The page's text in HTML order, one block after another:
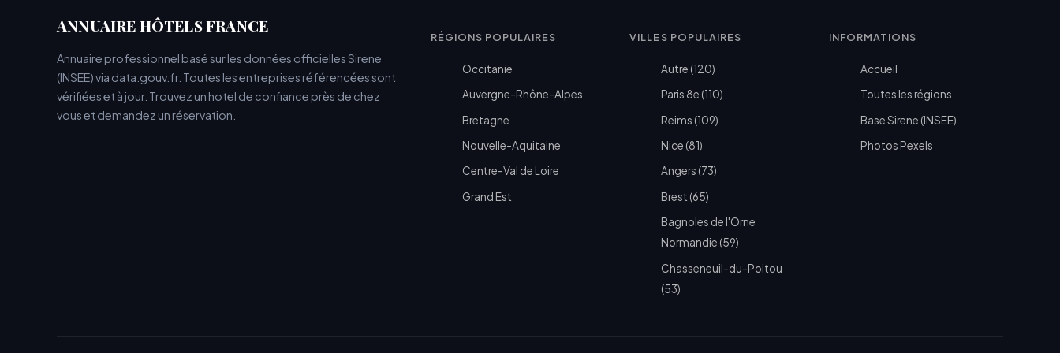
ANNUAIRE HÔTELS FRANCE
Annuaire professionnel basé sur les données officielles Sirene
(INSEE) via data.gouv.fr. Toutes les entreprises référencées sont
vérifiées et à jour. Trouvez un hotel de confiance près de chez
vous et demandez un réservation.
RÉGIONS POPULAIRES
Occitanie
Auvergne-Rhône-Alpes
Bretagne
Nouvelle-Aquitaine
Centre-Val de Loire
Grand Est
VILLES POPULAIRES
Autre (120)
Paris 8e (110)
Reims (109)
Nice (81)
Angers (73)
Brest (65)
Bagnoles de l'Orne
Normandie (59)
Chasseneuil-du-Poitou
(53)
INFORMATIONS
Accueil
Toutes les régions
Base Sirene (INSEE)
Photos Pexels